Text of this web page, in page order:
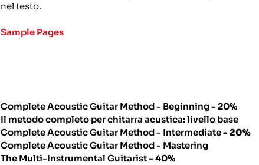
nel testo.
Sample Pages
Complete Acoustic Guitar Method - Beginning- 20%
Il metodo completo per chitarra acustica: livello base
Complete Acoustic Guitar Method - Intermediate- 20%
Complete Acoustic Guitar Method - Mastering
The Multi-Instrumental Guitarist- 40%